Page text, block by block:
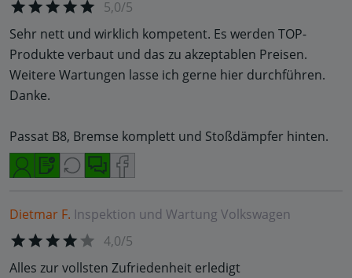
5,0/5
Sehr nett und wirklich kompetent. Es werden TOP-
Produkte verbaut und das zu akzeptablen Preisen.
Weitere Wartungen lasse ich gerne hier durchführen.
Danke.
Passat B8, Bremse komplett und Stoßdämpfer hinten.
Dietmar F. Inspektion und Wartung Volkswagen
4,0/5
Alles zur vollsten Zufriedenheit erledigt